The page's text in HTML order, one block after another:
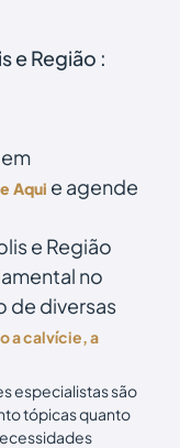
e Região :
Aqui e agende
e Região
no
de diversas
a calvície, a
especialistas são
tópicas quanto